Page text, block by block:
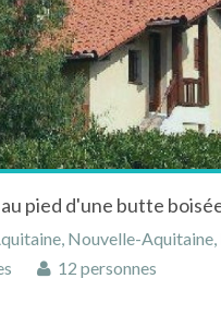
Nouvelle-Aquitaine,
12 personnes